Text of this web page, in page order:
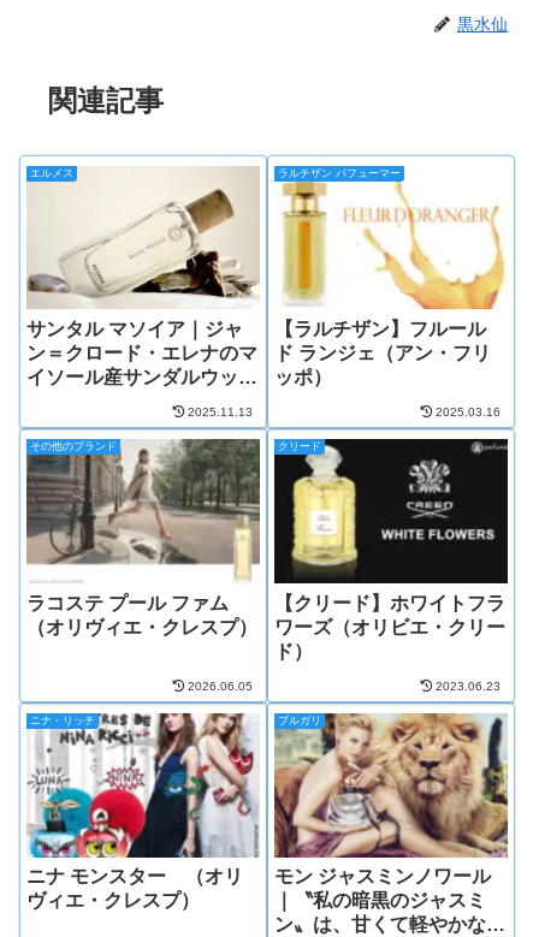
黒水仙
関連記事
エルメス
サンタル マソイア｜ジャ
ン＝クロード・エレナのマ
イソール産サンダルウッド
2025.11.13
ラルチザン パフューマー
【ラルチザン】フルール
ド ランジェ（アン・フリ
ッポ）
2025.03.16
その他のブランド
ラコステ プール ファム
（オリヴィエ・クレスプ）
2026.06.05
クリード
【クリード】ホワイトフラ
ワーズ（オリビエ・クリー
ド）
2023.06.23
ニナ・リッチ
ニナ モンスター （オリ
ヴィエ・クレスプ）
ブルガリ
モン ジャスミンノワール
｜〝私の暗黒のジャスミ
ン〟は、甘くて軽やかなジ